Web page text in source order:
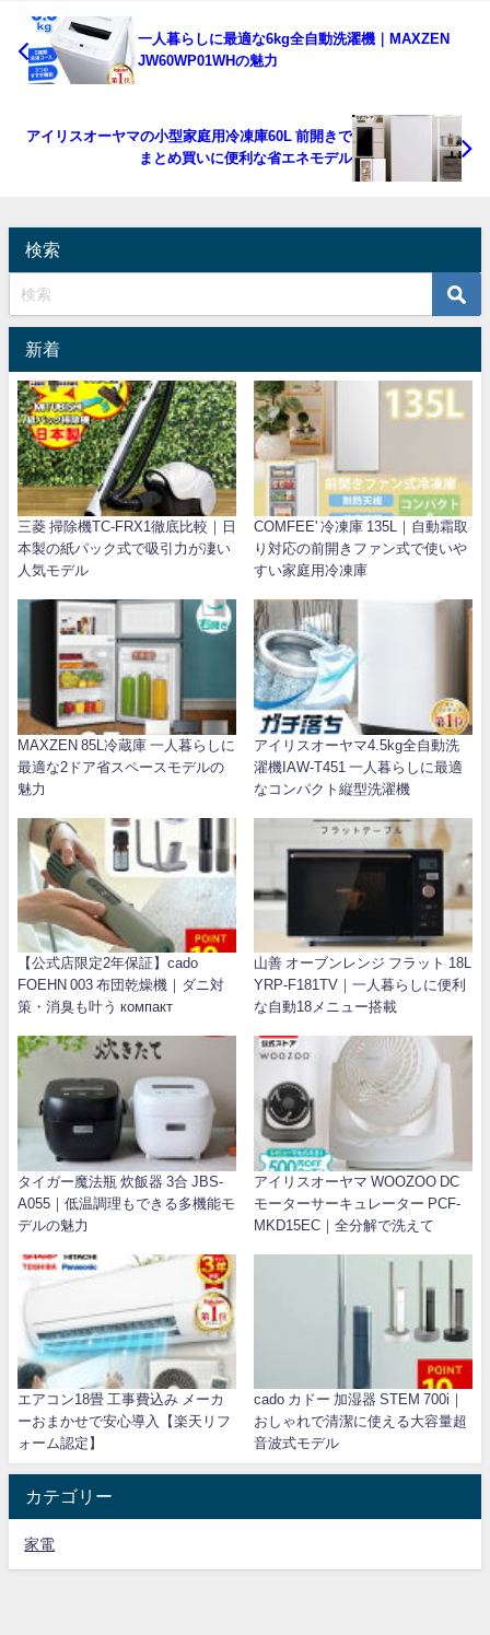
一人暮らしに最適な6kg全自動洗濯機｜MAXZEN
JW60WP01WHの魅力
アイリスオーヤマの小型家庭用冷凍庫60L 前開きで
まとめ買いに便利な省エネモデル
検索
新着
三菱 掃除機TC-FRX1徹底比較｜日
本製の紙パック式で吸引力が凄い
人気モデル
COMFEE' 冷凍庫 135L｜自動霜取
り対応の前開きファン式で使いや
すい家庭用冷凍庫
MAXZEN 85L冷蔵庫 一人暮らしに
最適な2ドア省スペースモデルの
魅力
アイリスオーヤマ4.5kg全自動洗
濯機IAW-T451 一人暮らしに最適
なコンパクト縦型洗濯機
【公式店限定2年保証】cado
FOEHN 003 布団乾燥機｜ダニ対
策・消臭も叶う компакт
山善 オーブンレンジ フラット 18L
YRP-F181TV｜一人暮らしに便利
な自動18メニュー搭載
タイガー魔法瓶 炊飯器 3合 JBS-
A055｜低温調理もできる多機能モ
デルの魅力
アイリスオーヤマ WOOZOO DC
モーターサーキュレーター PCF-
MKD15EC｜全分解で洗えて
エアコン18畳 工事費込み メーカ
ーおまかせで安心導入【楽天リフ
ォーム認定】
cado カドー 加湿器 STEM 700i｜
おしゃれで清潔に使える大容量超
音波式モデル
カテゴリー
家電